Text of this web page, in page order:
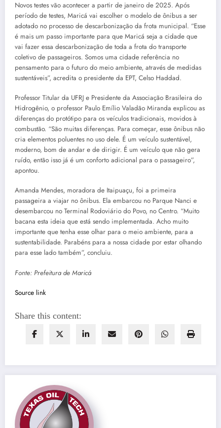
Novos testes vão acontecer a partir de janeiro de 2025. Após
período de testes, Maricá vai escolher o modelo de ônibus a ser
adotado no processo de descarbonização da frota municipal. “Esse
é mais um passo importante para que Maricá seja a cidade que
vai fazer essa descarbonização de toda a frota do transporte
coletivo de passageiros. Somos uma cidade referência no
pensamento para o futuro do meio ambiente, através de medidas
sustentáveis”, acredita o presidente da EPT, Celso Haddad.
Professor Titular da UFRJ e Presidente da Associação Brasileira do
Hidrogênio, o professor Paulo Emílio Valadão Miranda explicou as
diferenças do protótipo para os veículos tradicionais, movidos à
combustão. “São muitas diferenças. Para começar, esse ônibus não
cria elementos poluentes no uso dele. É um veículo sustentável,
moderno, bom de andar e de dirigir. É um veículo que não gera
ruído, então isso já é um conforto adicional para o passageiro”,
apontou.
Amanda Mendes, moradora de Itaipuaçu, foi a primeira
passageira a viajar no ônibus. Ela embarcou no Parque Nanci e
desembarcou no Terminal Rodoviário do Povo, no Centro. “Muito
bacana esta ideia que está sendo implementada. Acho muito
importante que tenha esse olhar para o meio ambiente, para a
sustentabilidade. Parabéns para a nossa cidade por estar olhando
para esse lado também”, concluiu.
Fonte: Prefeitura de Maricá
Source link
Share this content: